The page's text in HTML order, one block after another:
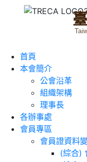
臺
首頁
本會簡介
公會沿革
組織架構
理事長
各辦事處
會員專區
會員證資料
(綜合)